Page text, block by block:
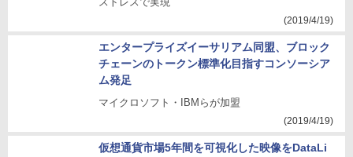
(2019/4/19)
エンタープライズイーサリアム同盟、ブロック
チェーンのトークン標準化目指すコンソーシア
ム発足
マイクロソフト・IBMらが加盟
(2019/4/19)
仮想通貨市場5年間を可視化した映像をDataLi